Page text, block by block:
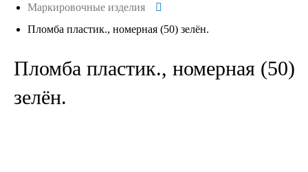
Маркировочные изделия
Пломба пластик., номерная (50) зелён.
Пломба пластик., номерная (50)
зелён.